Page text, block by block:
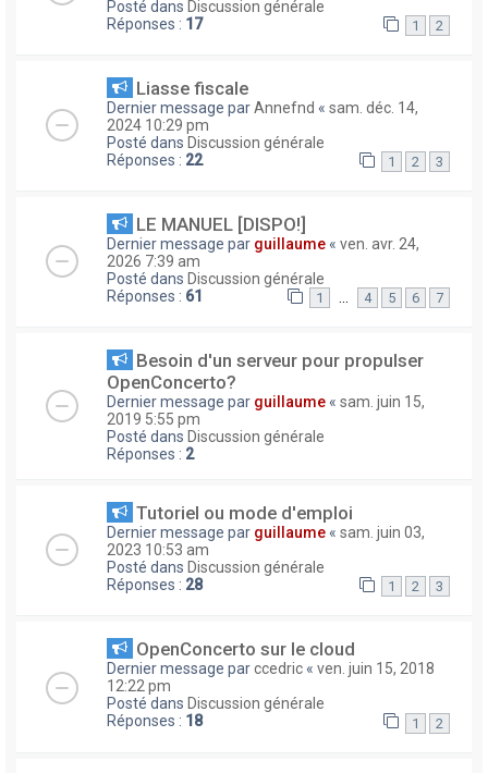
Posté dans Discussion générale
Réponses : 17 1 2
Liasse fiscale
Dernier message parAnnefnd « sam. déc. 14,
2024 10:29 pm
Posté dans Discussion générale
Réponses : 22 1 2 3
LE MANUEL [DISPO!]
Dernier message par guillaume « ven. avr. 24,
2026 7:39 am
Posté dans Discussion générale
Réponses : 61 1 … 4 5 6 7
Besoin d'un serveur pour propulser
OpenConcerto?
Dernier message par guillaume « sam. juin 15,
2019 5:55 pm
Posté dans Discussion générale
Réponses : 2
Tutoriel ou mode d'emploi
Dernier message par guillaume « sam. juin 03,
2023 10:53 am
Posté dans Discussion générale
Réponses : 28 1 2 3
OpenConcerto sur le cloud
Dernier message parccedric « ven. juin 15, 2018
12:22 pm
Posté dans Discussion générale
Réponses : 18 1 2